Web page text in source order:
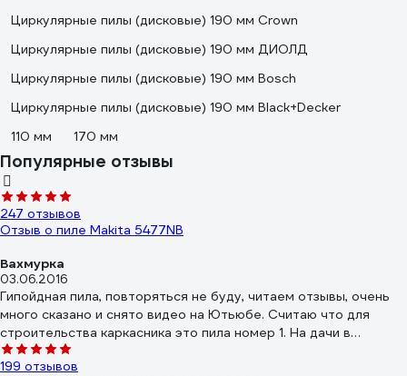
Циркулярные пилы (дисковые) 190 мм Crown
Циркулярные пилы (дисковые) 190 мм ДИОЛД
Циркулярные пилы (дисковые) 190 мм Bosch
Циркулярные пилы (дисковые) 190 мм Black+Decker
110 мм
170 мм
Популярные отзывы
247 отзывов
Отзыв о пиле Makita 5477NB
Вахмурка
03.06.2016
Гипойдная пила, повторяться не буду, читаем отзывы, очень
много сказано и снято видео на Ютьюбе. Считаю что для
строительства каркасника это пила номер 1. На дачи в
деревне должна быть.Наличие не дорогих запчастей и
хорошего сервиса.
199 отзывов